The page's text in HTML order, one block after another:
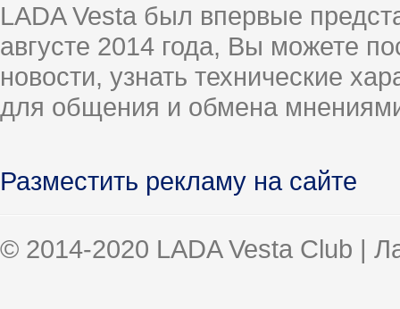
LADA Vesta был впервые
августе 2014 года, Вы можете
новости, узнать технические
для общения и обмена
Разместить рекламу на сайте
© 2014-2020 LADA Vesta Club |